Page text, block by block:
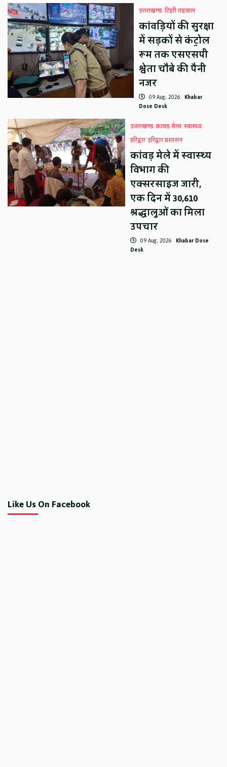
उत्तराखण्ड टिहरी गढ़वाल
कांवड़ियों की सुरक्षा
में सड़कों से कंट्रोल
रूम तक एसएसपी
श्वेता चौबे की पैनी
नजर
09 Aug, 2026 Khabar
Dose Desk
उत्तराखण्ड कावड़ मेला स्वास्थ्य
हरिद्वार हरिद्वार प्रशासन
कांवड़ मेले में स्वास्थ्य
विभाग की
एक्सरसाइज जारी,
एक दिन में 30,610
श्रद्धालुओं का मिला
उपचार
09 Aug, 2026 Khabar Dose
Desk
Like Us On Facebook